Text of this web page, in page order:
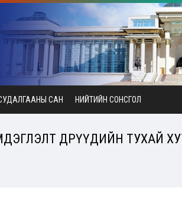
САН НИЙТИЙН СОНСГОЛ
ӨДРҮҮДИЙН ТУХАЙ